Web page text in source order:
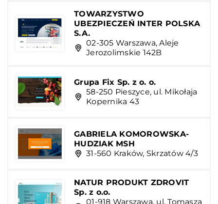
TOWARZYSTWO
UBEZPIECZEŃ INTER POLSKA
S.A.
02-305 Warszawa, Aleje
Jerozolimskie 142B
Grupa Fix Sp. z o. o.
58-250 Pieszyce, ul. Mikołaja
Kopernika 43
GABRIELA KOMOROWSKA-
HUDZIAK MSH
31-560 Kraków, Skrzatów 4/3
NATUR PRODUKT ZDROVIT
Sp. z o.o.
01-918 Warszawa, ul. Tomasza